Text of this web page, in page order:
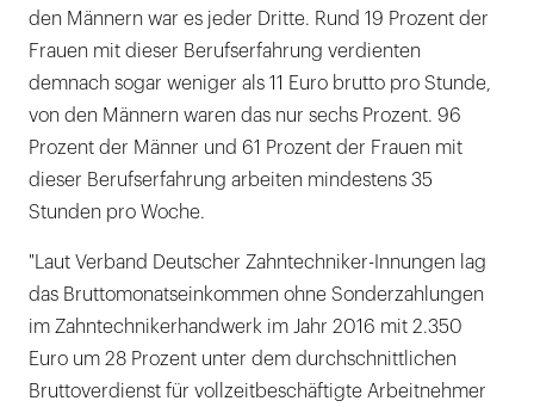
den Männern war es jeder Dritte. Rund 19 Prozent der
Frauen mit dieser Berufserfahrung verdienten
demnach sogar weniger als 11 Euro brutto pro Stunde,
von den Männern waren das nur sechs Prozent. 96
Prozent der Männer und 61 Prozent der Frauen mit
dieser Berufserfahrung arbeiten mindestens 35
Stunden pro Woche.
"Laut Verband Deutscher Zahntechniker-Innungen lag
das Bruttomonatseinkommen ohne Sonderzahlungen
im Zahntechnikerhandwerk im Jahr 2016 mit 2.350
Euro um 28 Prozent unter dem durchschnittlichen
Bruttoverdienst für vollzeitbeschäftigte Arbeitnehmer